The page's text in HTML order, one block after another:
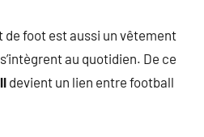
de foot est aussi un vêtement
au quotidien. De ce
devient un lien entre football